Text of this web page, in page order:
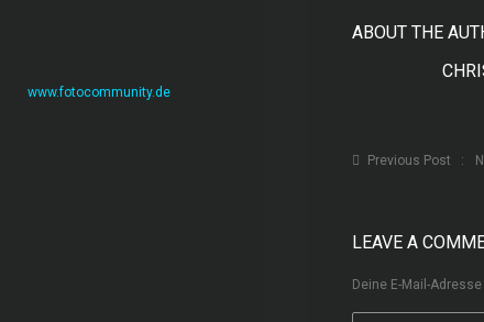
www.fotocommunity.de
ABOUT THE
Previous Post
LEAVE A
Deine E-Mail-